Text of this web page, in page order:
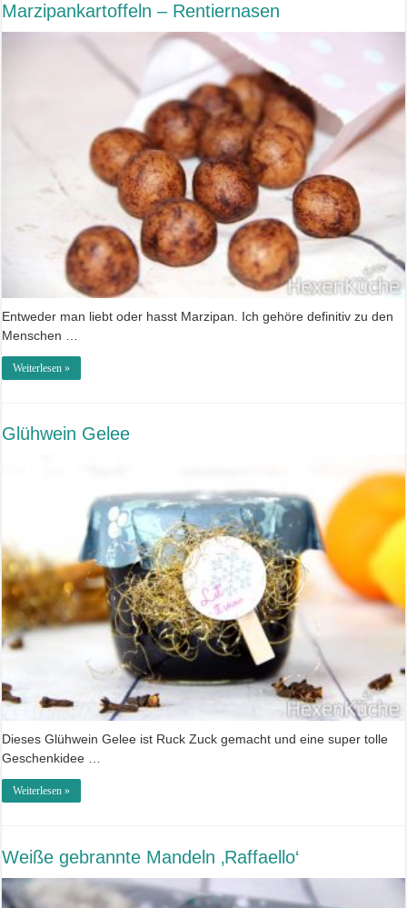
Marzipankartoffeln – Rentiernasen
Entweder man liebt oder hasst Marzipan. Ich gehöre definitiv zu den
Menschen …
Weiterlesen »
Glühwein Gelee
Dieses Glühwein Gelee ist Ruck Zuck gemacht und eine super tolle
Geschenkidee …
Weiterlesen »
Weiße gebrannte Mandeln ‚Raffaello‘